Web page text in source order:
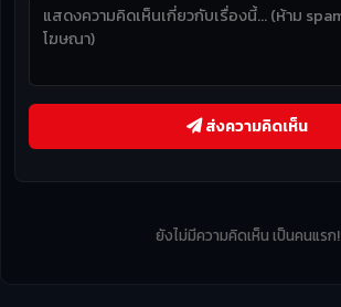
ส่งความคิดเห็น
ยังไม่มีความคิดเห็น เป็นคนแรก!